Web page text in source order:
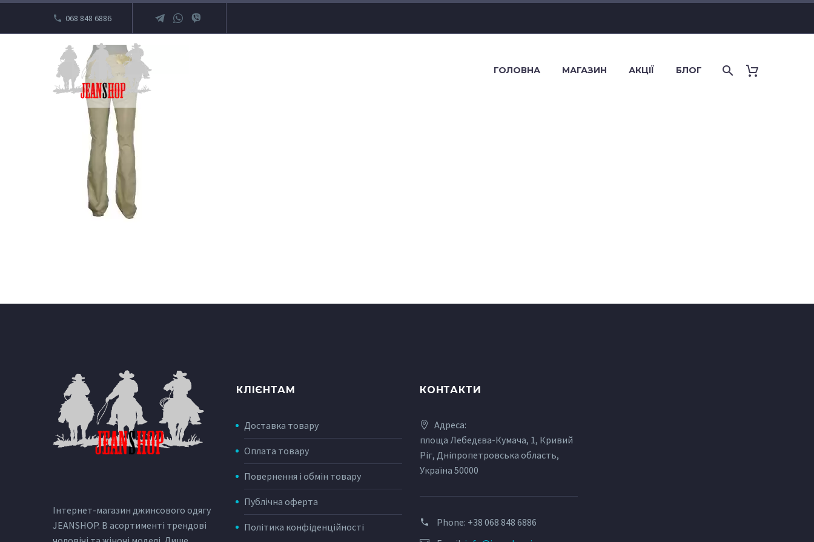
068 848 6886
ГОЛОВНА МАГАЗИН АКЦІЇ БЛОГ
Інтернет-магазин джинсового одягу
JEANSHOP. В асортименті трендові
КЛІЄНТАМ
Доставка товару
Оплата товару
Повернення і обмін товару
Публічна оферта
Політика конфіденційності
КОНТАКТИ
Адреса:
площа Лебедєва-Кумача, 1, Кривий
Ріг, Дніпропетровська область,
Україна 50000
Phone: +38 068 848 6886